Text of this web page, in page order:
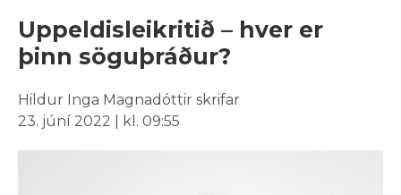
Uppeldisleikritið – hver er
þinn söguþráður?
Hildur Inga Magnadóttir skrifar
23. júní 2022 | kl. 09:55